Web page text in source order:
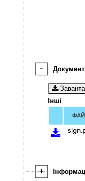
-
Інші
+